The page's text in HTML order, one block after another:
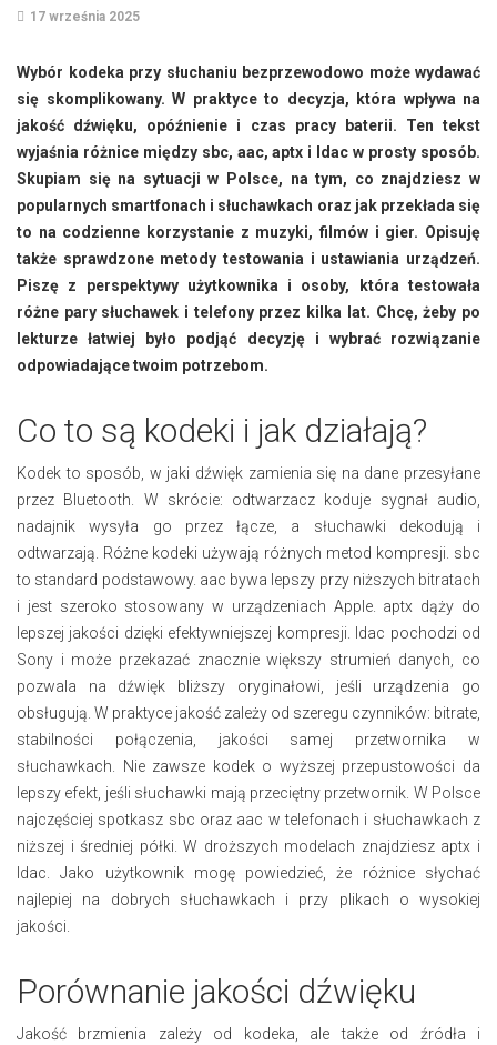
17 września 2025
Wybór kodeka przy słuchaniu bezprzewodowo może wydawać
się skomplikowany. W praktyce to decyzja, która wpływa na
jakość dźwięku, opóźnienie i czas pracy baterii. Ten tekst
wyjaśnia różnice między sbc, aac, aptx i ldac w prosty sposób.
Skupiam się na sytuacji w Polsce, na tym, co znajdziesz w
popularnych smartfonach i słuchawkach oraz jak przekłada się
to na codzienne korzystanie z muzyki, filmów i gier. Opisuję
także sprawdzone metody testowania i ustawiania urządzeń.
Piszę z perspektywy użytkownika i osoby, która testowała
różne pary słuchawek i telefony przez kilka lat. Chcę, żeby po
lekturze łatwiej było podjąć decyzję i wybrać rozwiązanie
odpowiadające twoim potrzebom.
Co to są kodeki i jak działają?
Kodek to sposób, w jaki dźwięk zamienia się na dane przesyłane
przez Bluetooth. W skrócie: odtwarzacz koduje sygnał audio,
nadajnik wysyła go przez łącze, a słuchawki dekodują i
odtwarzają. Różne kodeki używają różnych metod kompresji. sbc
to standard podstawowy. aac bywa lepszy przy niższych bitratach
i jest szeroko stosowany w urządzeniach Apple. aptx dąży do
lepszej jakości dzięki efektywniejszej kompresji. ldac pochodzi od
Sony i może przekazać znacznie większy strumień danych, co
pozwala na dźwięk bliższy oryginałowi, jeśli urządzenia go
obsługują. W praktyce jakość zależy od szeregu czynników: bitrate,
stabilności połączenia, jakości samej przetwornika w
słuchawkach. Nie zawsze kodek o wyższej przepustowości da
lepszy efekt, jeśli słuchawki mają przeciętny przetwornik. W Polsce
najczęściej spotkasz sbc oraz aac w telefonach i słuchawkach z
niższej i średniej półki. W droższych modelach znajdziesz aptx i
ldac. Jako użytkownik mogę powiedzieć, że różnice słychać
najlepiej na dobrych słuchawkach i przy plikach o wysokiej
jakości.
Porównanie jakości dźwięku
Jakość brzmienia zależy od kodeka, ale także od źródła i